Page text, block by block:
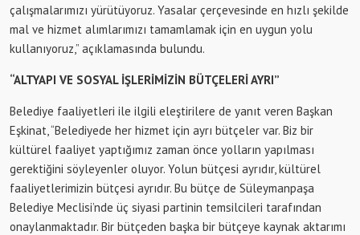
çalışmalarımızı yürütüyoruz. Yasalar çerçevesinde en hızlı şekilde
mal ve hizmet alımlarımızı tamamlamak için en uygun yolu
kullanıyoruz,” açıklamasında bulundu.
“ALTYAPI VE SOSYAL İŞLERİMİZİN BÜTÇELERİ AYRI”
Belediye faaliyetleri ile ilgili eleştirilere de yanıt veren Başkan
Eşkinat, “Belediyede her hizmet için ayrı bütçeler var. Biz bir
kültürel faaliyet yaptığımız zaman önce yolların yapılması
gerektiğini söyleyenler oluyor. Yolun bütçesi ayrıdır, kültürel
faaliyetlerimizin bütçesi ayrıdır. Bu bütçe de Süleymanpaşa
Belediye Meclisi’nde üç siyasi partinin temsilcileri tarafından
onaylanmaktadır. Bir bütçeden başka bir bütçeye kaynak aktarımı